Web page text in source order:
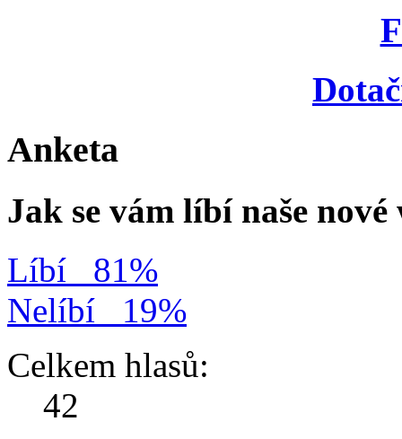
Anketa
Jak se vám líbí naše
Líbí
81%
Nelíbí
19%
Celkem hlasů:
42